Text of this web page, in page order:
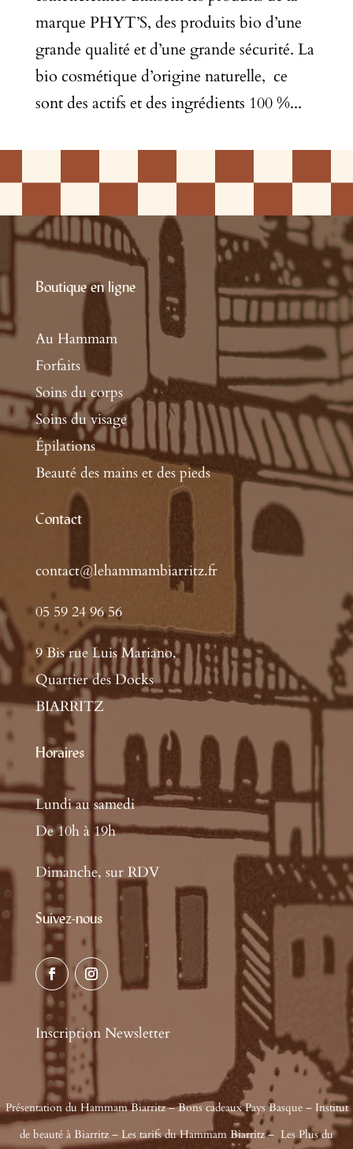
marque PHYT’S, des produits bio d’une
grande qualité et d’une grande sécurité. La
bio cosmétique d’origine naturelle, ce
sont des actifs et des ingrédients 100 %...
Boutique en ligne
Au Hammam
Forfaits
Soins du corps
Soins du visage
Épilations
Beauté des mains et des pieds
Contact
contact@lehammambiarritz.fr
05 59 24 96 56
9 Bis rue Luis Mariano,
Quartier des Docks
BIARRITZ
Horaires
Lundi au samedi
De 10h à 19h
Dimanche, sur RDV
Suivez-nous
Inscription Newsletter
Présentation du Hammam Biarritz–Bons cadeaux Pays Basque– Institut
de beauté à Biarritz – Les tarifs du Hammam Biarritz– Les Plus du